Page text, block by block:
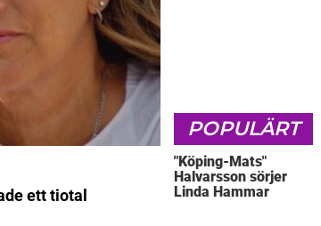
ett tiotal
POPULÄRT
"Köping-Mats"
Halvarsson sörjer
Linda Hammar